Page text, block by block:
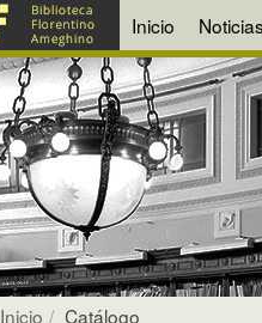
Inicio Noticias
Inicio Catálogo